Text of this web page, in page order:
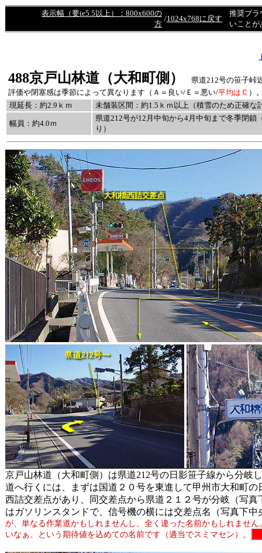
表示幅（要ie5.5以上）：800x600の
方
/1024x768に戻す
推奨ブラ
いことが
488京戸山林道（大和町側）
県道212号の笹子峠
評価や閉塞感は季節によって異なります（Ａ＝良い/Ｅ＝悪い/平均はＣ ）
現延長：約2.9ｋｍ
未舗装区間：約1.5ｋｍ以上（積雪のため正確な
幅員：約4.0ｍ
県道212号が12月中旬から4月中旬まで冬季閉鎖
り）
京戸山林道（大和町側）は県道212号の日影笹子線から分岐
道へ行くには、まずは国道２０号を東進して甲州市大和町
西詰交差点があり、同交差点から県道２１２号が分岐（写
はガソリンスタンドで、信号機の横には交差点名（写真下
が、単なる作業道かもしれませんし、全く違った名前かもしれませ
いなぁ、という期待値を込めての名前です（適当でスミマセン）。